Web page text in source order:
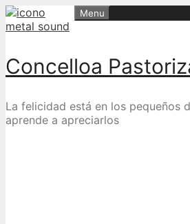
Skip
to
Concelloa
La felicidad está en los pequeños
aprende a apreciarlos
Menu